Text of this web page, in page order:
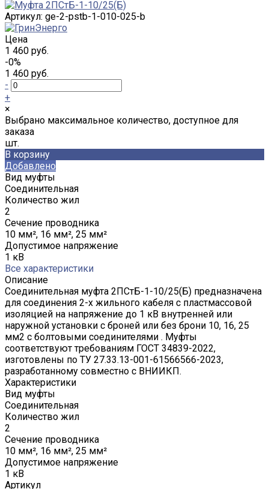
Артикул: ge-2-pstb-1-010-025-b
Цена
1 460 руб.
-0%
1 460 руб.
-
+
×
Выбрано максимальное количество, доступное для
заказа
шт.
В корзину
Добавлено
Вид муфты
Соединительная
Количество жил
2
Сечение проводника
10 мм², 16 мм², 25 мм²
Допустимое напряжение
1 кВ
Все характеристики
Описание
Соединительная муфта 2ПСтБ-1-10/25(Б) предназначена
для соединения 2-х жильного кабеля с пластмассовой
изоляцией на напряжение до 1 кВ внутренней или
наружной установки с броней или без брони 10, 16, 25
мм2 с болтовыми соединителями . Муфты
соответствуют требованиям ГОСТ 34839-2022,
изготовлены по ТУ 27.33.13-001-61566566-2023,
разработанному совместно с ВНИИКП.
Характеристики
Вид муфты
Соединительная
Количество жил
2
Сечение проводника
10 мм², 16 мм², 25 мм²
Допустимое напряжение
1 кВ
Артикул